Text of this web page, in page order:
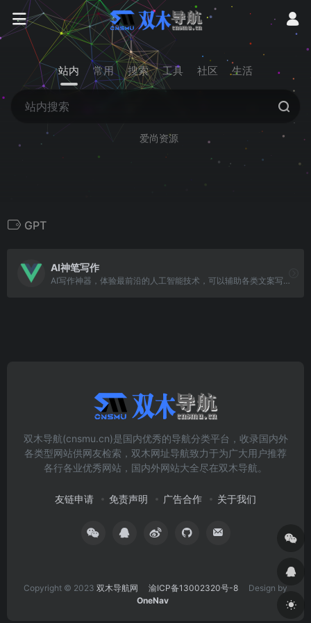
站内 常用 搜索 工具 社区 生活
爱尚资源
GPT
AI神笔写作
AI写作神器，体验最前沿的人工智能技术，可以辅助各类文案写作，包括论文、公文、广告文案、产品描述、品牌故事、网站页面、社交媒体内容。
双木导航(cnsmu.cn)是国内优秀的导航分类平台，收录国内外
各类型网站供网友检索，双木网址导航致力于为广大用户推荐
各行各业优秀网站，国内外网站大全尽在双木导航。
友链申请 免责声明 广告合作 关于我们
Copyright © 2023 双木导航网 渝ICP备13002320号-8 Design by
OneNav